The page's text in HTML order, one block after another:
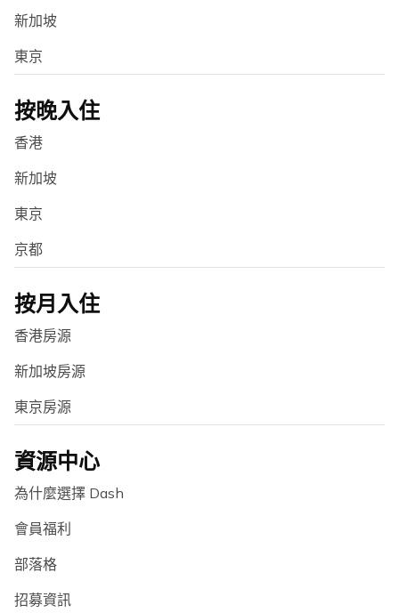
新加坡
東京
按晚入住
香港
新加坡
東京
京都
按月入住
香港房源
新加坡房源
東京房源
資源中心
為什麼選擇 Dash
會員福利
部落格
招募資訊